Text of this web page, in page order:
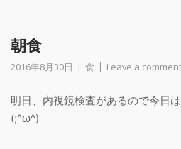
朝食
2016年8月30日 食 Leave a comment
明日、内視鏡検査があるので今日
(;^ω^)